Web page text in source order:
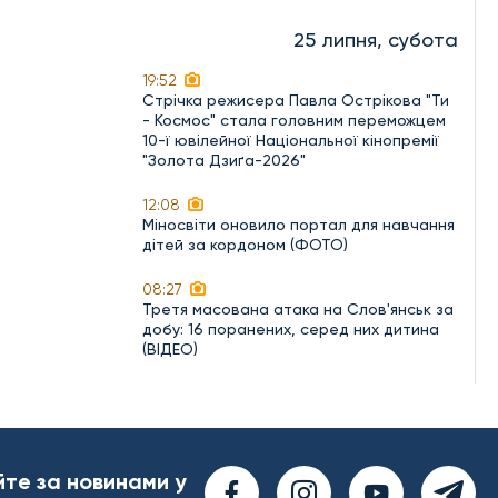
25 липня, субота
19:52
Стрічка режисера Павла Острікова "Ти
- Космос" стала головним переможцем
10-ї ювілейної Національної кінопремії
"Золота Дзиґа-2026"
12:08
Міносвіти оновило портал для навчання
дітей за кордоном (ФОТО)
08:27
Третя масована атака на Слов'янськ за
добу: 16 поранених, серед них дитина
(ВІДЕО)
за новинами у